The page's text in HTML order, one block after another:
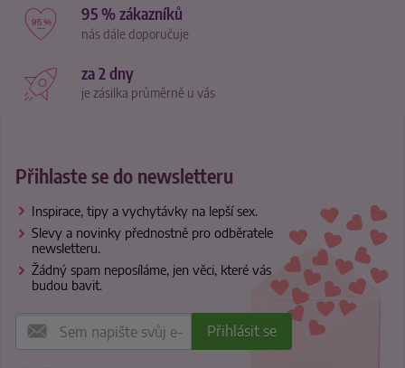
95 % zákazníků
nás dále doporučuje
za 2 dny
je zásilka průměrně u vás
Přihlaste se do newsletteru
Inspirace, tipy a vychytávky na lepší sex.
Slevy a novinky přednostně pro odběratele
newsletteru.
Žádný spam neposíláme, jen věci, které vás
budou bavit.